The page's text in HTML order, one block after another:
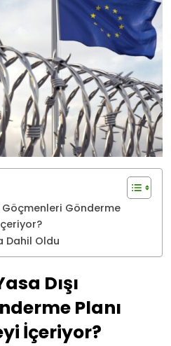
Göçmenleri Gönderme
Dahil Oldu
Dışı
Planı
İçeriyor?